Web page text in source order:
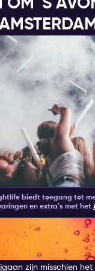
OM 'S
biedt toegang tot
en extra's met het
en kost €10.
voor
paradijs
zijn misschien